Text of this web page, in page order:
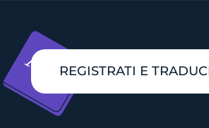
REGISTRATI E